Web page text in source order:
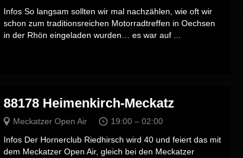
Infos So langsam sollten wir mal nachzählen, wie oft wir
schon zum traditionsreichen Motorradtreffen in Oechsen
in der Rhön eingeladen wurden… es war auf ...
88178 Heimenkirch-Meckatz
Meckatzer Open Air
19:00 – 02:00
Infos Der Hornerclub Riedhirsch wird 40 und feiert das mit
dem Meckatzer Open Air, gleich bei den Meckatzer